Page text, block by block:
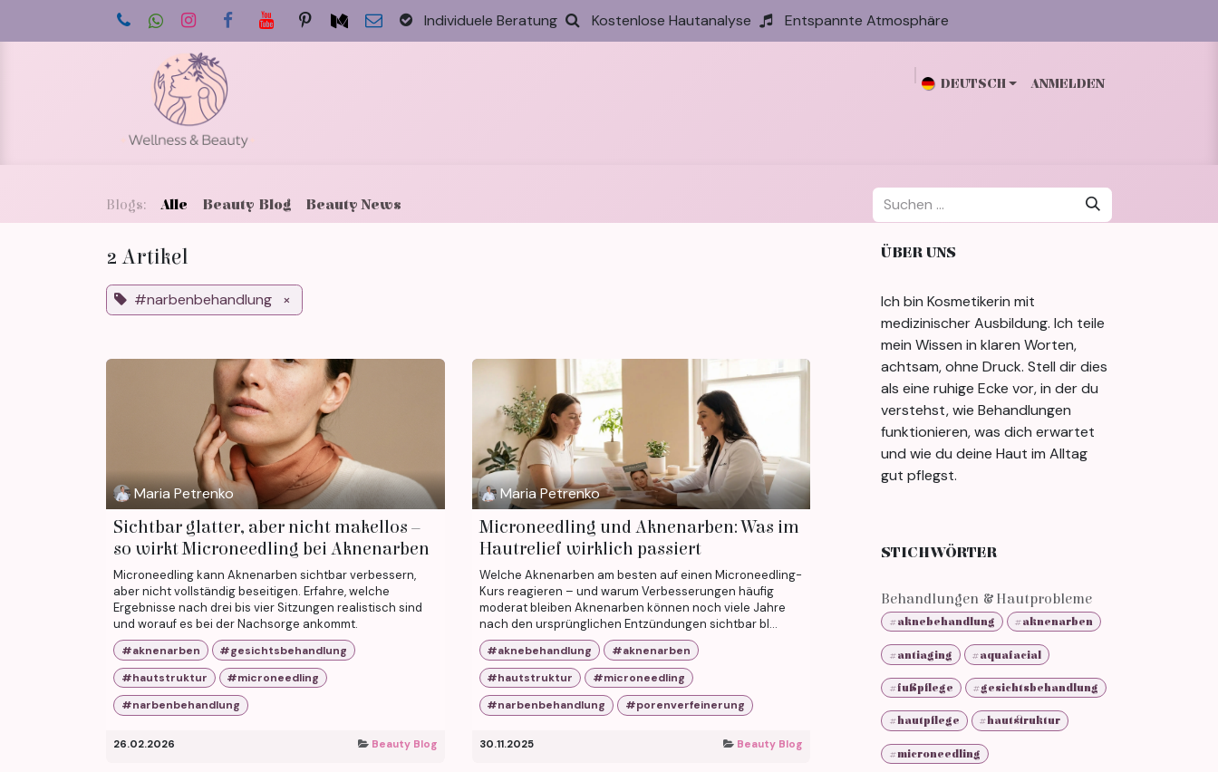
Zum Inhalt springen
Individuele Beratung Kostenlose Hautanalyse Entspannte Atmosphäre
DEUTSCH ANMELDEN
Blogs: Alle Beauty Blog Beauty News
2 Artikel
#narbenbehandlung ×
Maria Petrenko
Sichtbar glatter, aber nicht makellos –
so wirkt Microneedling bei Aknenarben
Microneedling kann Aknenarben sichtbar verbessern,
aber nicht vollständig beseitigen. Erfahre, welche
Ergebnisse nach drei bis vier Sitzungen realistisch sind
und worauf es bei der Nachsorge ankommt.
#aknenarben
#gesichtsbehandlung
#hautstruktur
#microneedling
#narbenbehandlung
26.02.2026 Beauty Blog
Maria Petrenko
Microneedling und Aknenarben: Was im
Hautrelief wirklich passiert
Welche Aknenarben am besten auf einen Microneedling-
Kurs reagieren – und warum Verbesserungen häufig
moderat bleiben Aknenarben können noch viele Jahre
nach den ursprünglichen Entzündungen sichtbar bl...
#aknebehandlung
#aknenarben
#hautstruktur
#microneedling
#narbenbehandlung
#porenverfeinerung
30.11.2025 Beauty Blog
ÜBER UNS
Ich bin Kosmetikerin mit
medizinischer Ausbildung. Ich teile
mein Wissen in klaren Worten,
achtsam, ohne Druck. Stell dir dies
als eine ruhige Ecke vor, in der du
verstehst, wie Behandlungen
funktionieren, was dich erwartet
und wie du deine Haut im Alltag
gut pflegst.
STICHWÖRTER
Behandlungen & Hautprobleme
#aknebehandlung #aknenarben
#antiaging #aquafacial
#fußpflege #gesichtsbehandlung
#hautpflege #hautstruktur
#microneedling